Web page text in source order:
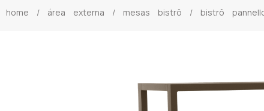
home / área externa / mesas bistrô / bistrô